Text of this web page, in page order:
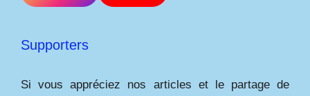
Supporters
Si vous appréciez nos articles et le partage de